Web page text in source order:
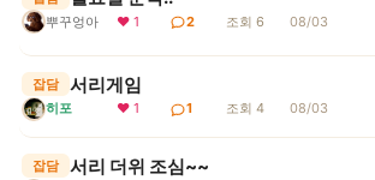
뿌꾸엉아 ❤ 1 2 조회 6 08/03
잡담 서리게임
히포 ❤ 1 1 조회 4 08/03
잡담 서리 더위 조심~~